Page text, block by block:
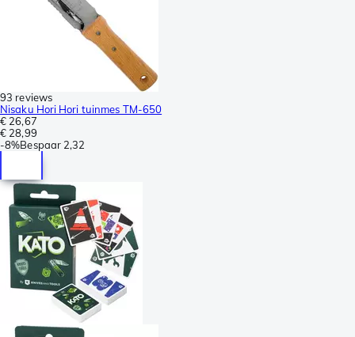
93 reviews
Nisaku Hori Hori tuinmes TM-650
€ 26,67
€ 28,99
-8%Bespaar 2,32